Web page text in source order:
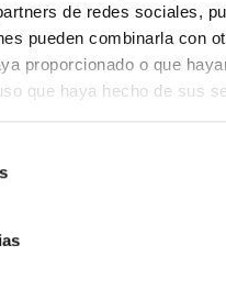
de redes sociales,
pueden combinarla con
proporcionado o que
que haya hecho de sus
EN